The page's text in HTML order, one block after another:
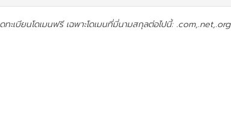
ทะเบียนโดเมนฟรี เฉพาะโดเมนที่มี่นามสกุลต่อไปนี้: .com,.net,.org